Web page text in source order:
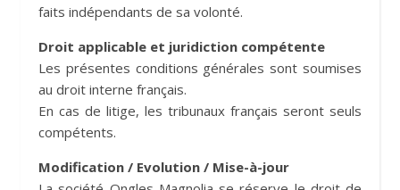
faits indépendants de sa volonté.
Droit applicable et juridiction compétente
Les présentes conditions générales sont soumises
au droit interne français.
En cas de litige, les tribunaux français seront seuls
compétents.
Modification / Evolution / Mise-à-jour